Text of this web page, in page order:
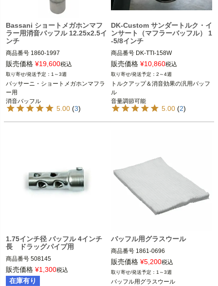
Bassani ショートメガホンマフ
ラー用消音バッフル 12.25x2.5イ
ンチ
商品番号 1860-1997
M型番：B22122Q
販売価格 ¥19,600税込
1～3週
バッサーニ・ショートメガホンマフラ
ー用
消音バッフル
5.00 (3)
DK-Custom サンダートルク・イ
ンサート（マフラーバッフル） 1
-5/8インチ
商品番号 DK-TTI-158W
口径2インチ（50.8mm）以上マフラー
DK-Custom
販売価格 ¥10,860税込
2～4週
トルクアップ＆消音効果の汎用バッフ
ル
音量調節可能
1-5/8インチ
5.00 (2)
1.75インチ径 バッフル 4インチ
長 ドラッグパイプ用
商品番号 508145
PAUGHCO(パウコ)
販売価格 ¥1,300税込
在庫有り
バッフル用グラスウール
商品番号 1861-0696
SUPERTRAP（スーパートラップ）
販売価格 ¥5,200税込
1～3週
バッフル用グラスウール